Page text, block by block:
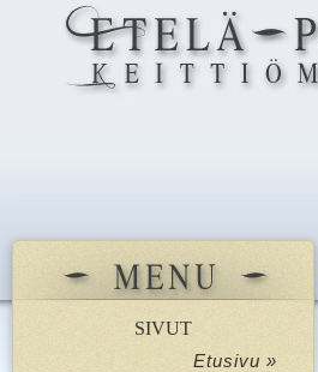
SIVUT
Etusivu »